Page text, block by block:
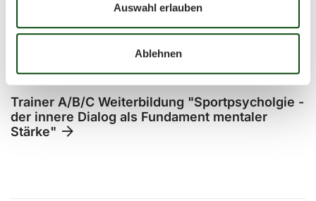
Auswahl erlauben
Ablehnen
Trainer A/B/C Weiterbildung "Sportpsycholgie -
der innere Dialog als Fundament mentaler
Stärke"